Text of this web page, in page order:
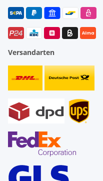
Versandarten